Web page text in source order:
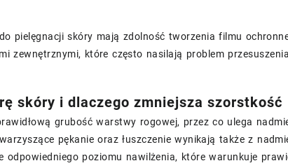
pielęgnacji skóry mają zdolność tworzenia filmu
zewnętrznymi, które często nasilają problem
skóry i dlaczego zmniejsza szorstkość
grubość warstwy rogowej, przez co ulega
pękanie oraz łuszczenie wynikają także z
odpowiedniego poziomu nawilżenia, które warunkuje